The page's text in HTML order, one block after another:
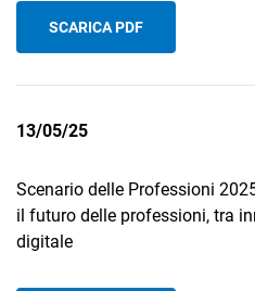
SCARICA PDF
13/05/25
Scenario delle Professioni
il futuro delle professioni, tra
digitale